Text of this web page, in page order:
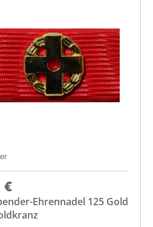
€
Ehrennadel 125 Gold